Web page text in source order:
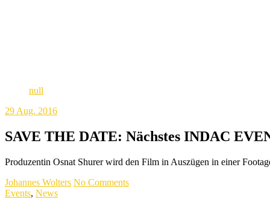
null
29 Aug. 2016
SAVE THE DATE: Nächstes INDAC
Produzentin Osnat Shurer wird den Film in Auszügen in einer
Johannes Wolters No Comments
Events, News